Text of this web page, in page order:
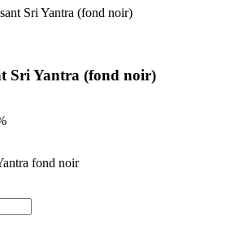
Sri Yantra (fond noir)
fond noir